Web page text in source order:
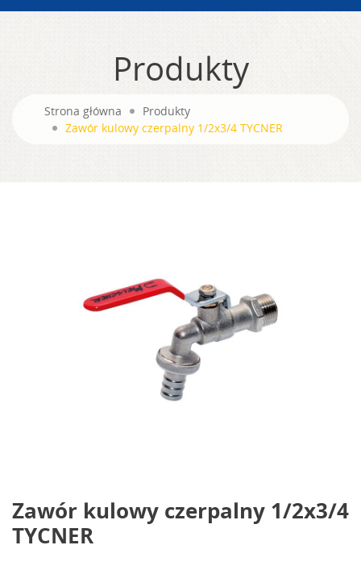
Produkty
Strona główna
Produkty
Zawór kulowy czerpalny 1/2x3/4 TYCNER
Zawór kulowy czerpalny 1/2x3/4
TYCNER